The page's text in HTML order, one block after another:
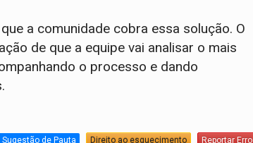
a comunidade cobra essa solução. O
de que a equipe vai analisar o mais
o processo e dando
Sugestão de Pauta Direito ao esquecimento Reportar Erro